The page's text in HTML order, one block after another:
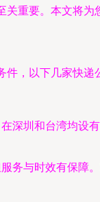
关重要。本文将
，以下几家快递
在深圳和台湾均设
务与时效有保障